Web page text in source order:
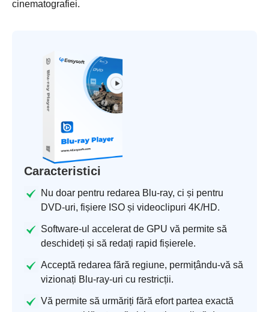
cinematografiei.
Caracteristici
Nu doar pentru redarea Blu-ray, ci și pentru
DVD-uri, fișiere ISO și videoclipuri 4K/HD.
Software-ul accelerat de GPU vă permite să
deschideți și să redați rapid fișierele.
Acceptă redarea fără regiune, permițându-vă să
vizionați Blu-ray-uri cu restricții.
Vă permite să urmăriți fără efort partea exactă